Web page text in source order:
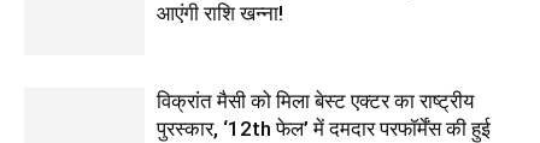
आएंगी राशि खन्ना!
विक्रांत मैसी को मिला बेस्ट एक्टर का राष्ट्रीय
पुरस्कार, ‘12th फेल’ में दमदार परफॉर्मेंस की हुई